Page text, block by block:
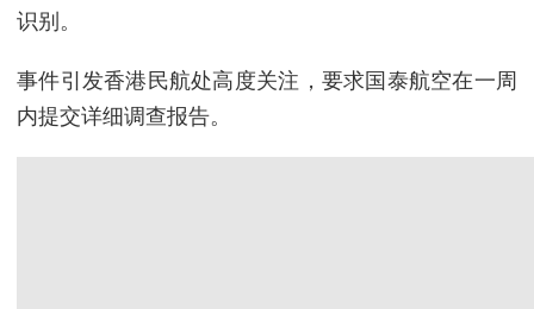
识别。
事件引发香港民航处高度关注，要求国泰航空在一周
内提交详细调查报告。